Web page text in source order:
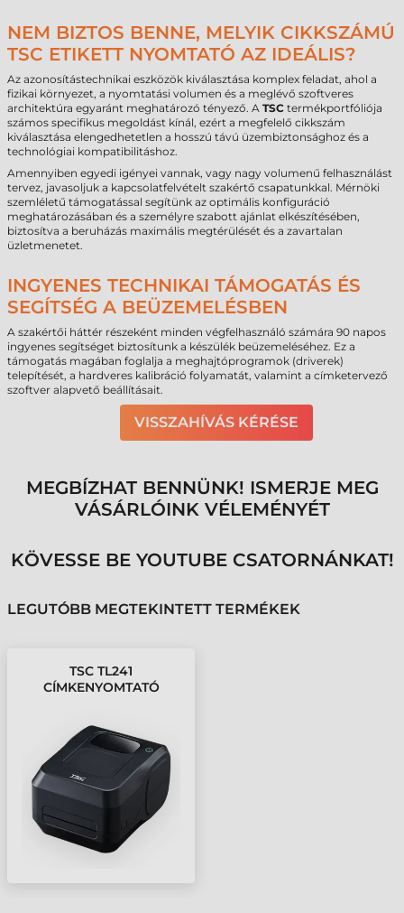
NEM BIZTOS BENNE, MELYIK CIKKSZÁMÚ
TSC ETIKETT NYOMTATÓ AZ IDEÁLIS?
Az azonosítástechnikai eszközök kiválasztása komplex feladat, ahol a
fizikai környezet, a nyomtatási volumen és a meglévő szoftveres
architektúra egyaránt meghatározó tényező. A TSC termékportfóliója
számos specifikus megoldást kínál, ezért a megfelelő cikkszám
kiválasztása elengedhetetlen a hosszú távú üzembiztonsághoz és a
technológiai kompatibilitáshoz.
Amennyiben egyedi igényei vannak, vagy nagy volumenű felhasználást
tervez, javasoljuk a kapcsolatfelvételt szakértő csapatunkkal. Mérnöki
szemléletű támogatással segítünk az optimális konfiguráció
meghatározásában és a személyre szabott ajánlat elkészítésében,
biztosítva a beruházás maximális megtérülését és a zavartalan
üzletmenetet.
INGYENES TECHNIKAI TÁMOGATÁS ÉS
SEGÍTSÉG A BEÜZEMELÉSBEN
A szakértői háttér részeként minden végfelhasználó számára 90 napos
ingyenes segítséget biztosítunk a készülék beüzemeléséhez. Ez a
támogatás magában foglalja a meghajtóprogramok (driverek)
telepítését, a hardveres kalibráció folyamatát, valamint a címketervező
szoftver alapvető beállításait.
VISSZAHÍVÁS KÉRÉSE
MEGBÍZHAT BENNÜNK! ISMERJE MEG
VÁSÁRLÓINK VÉLEMÉNYÉT
KÖVESSE BE YOUTUBE CSATORNÁNKAT!
LEGUTÓBB MEGTEKINTETT TERMÉKEK
TSC TL241
CÍMKENYOMTATÓ